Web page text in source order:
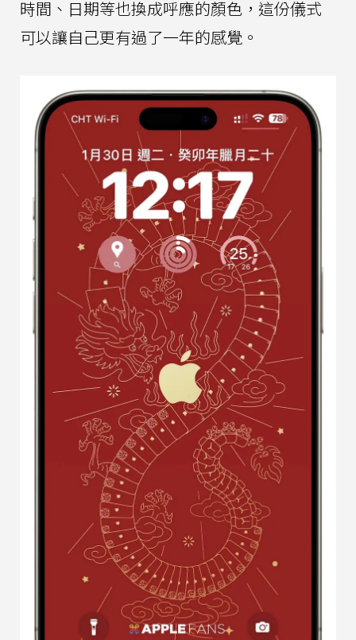
時間、日期等也換成呼應的顏色，這份儀式
可以讓自己更有過了一年的感覺。